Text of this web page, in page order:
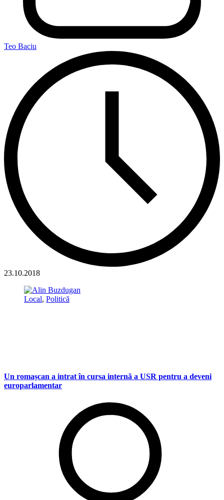
Teo Baciu
23.10.2018
Local, Politică
Un romașcan a intrat în cursa internă a USR pentru a deveni
europarlamentar